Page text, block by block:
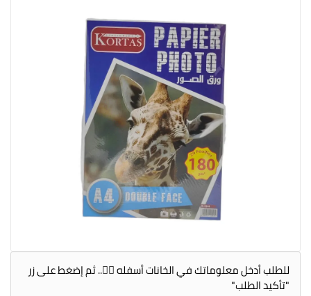
للطلب أدخل معلوماتك في الخانات أسفله 👇🏻.. ثم إضغط على زر
"تأكيد الطلب"